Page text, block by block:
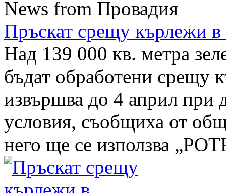
News from Провадия
Пръскат срещу кърлежи в
Над 139 000 кв. метра
бъдат обработени срещу
извършва до 4 април при
условия, съобщиха от
него ще се използва